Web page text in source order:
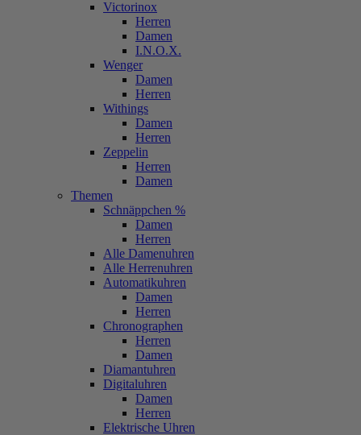
Victorinox
Herren
Damen
I.N.O.X.
Wenger
Damen
Herren
Withings
Damen
Herren
Zeppelin
Herren
Damen
Themen
Schnäppchen %
Damen
Herren
Alle Damenuhren
Alle Herrenuhren
Automatikuhren
Damen
Herren
Chronographen
Herren
Damen
Diamantuhren
Digitaluhren
Damen
Herren
Elektrische Uhren